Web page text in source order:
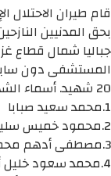
بحق المدنيين
جباليا شمال قطاع
المستشفى دون
20 شهيد. أسماء الشهداء هم:
1.محمد سعيد صبابا
2.محمود خميس سليمان عوض (37 عام)
3.مصطفى أدهم محمد المقادمة (36 عام)
4.محمد سعود خليل أبو العيش (27 عام)